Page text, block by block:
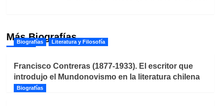
Más Biografías
Biografías Literatura y Filosofía
Francisco Contreras (1877-1933). El escritor que
introdujo el Mundonovismo en la literatura chilena
Biografías